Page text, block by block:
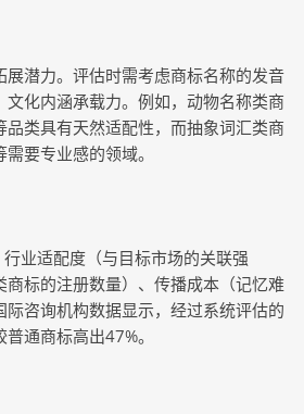
潜力。评估时需考虑商标名称的发音
化内涵承载力。例如，动物名称类商
类具有天然适配性，而抽象词汇类商
要专业感的领域。
业适配度（与目标市场的关联强
商标的注册数量）、传播成本（记忆难
际咨询机构数据显示，经过系统评估的
通商标高出47%。